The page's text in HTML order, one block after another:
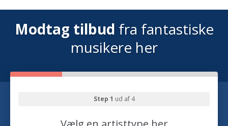
Modtag tilbud fra fantastiske
musikere her
Step 1 ud af 4